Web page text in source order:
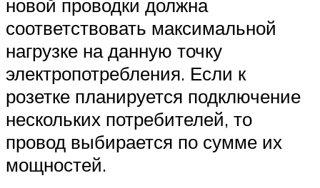
новой проводки должна
соответствовать максимальной
нагрузке на данную точку
электропотребления. Если к
розетке планируется подключение
нескольких потребителей, то
провод выбирается по сумме их
мощностей.